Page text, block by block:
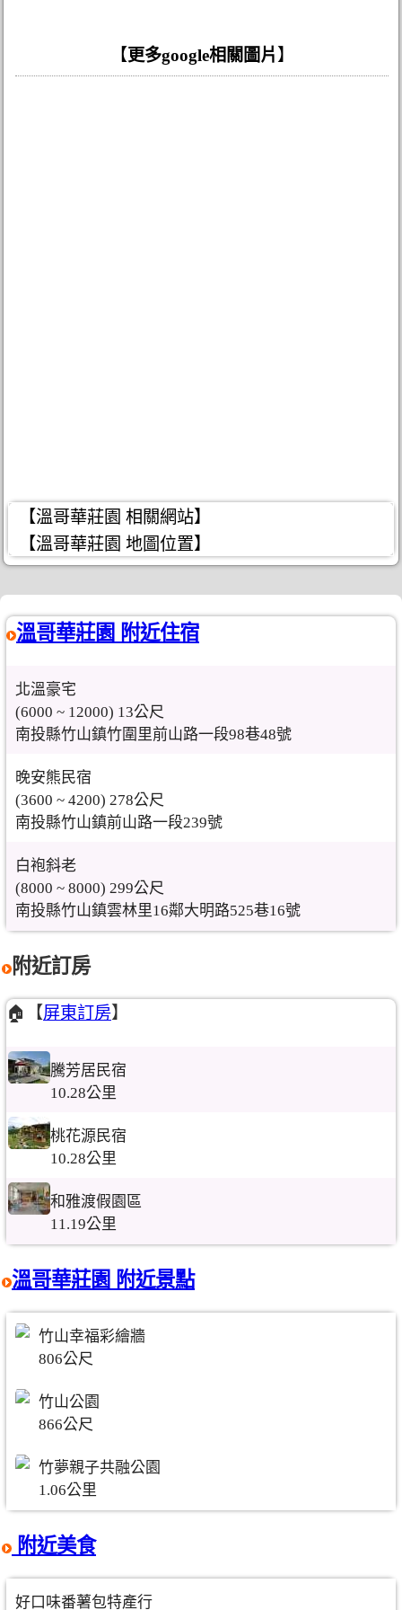
【 更多google相關圖片 】
【溫哥華莊園 相關網站】
【溫哥華莊園 地圖位置】
溫哥華莊園 附近住宿
北溫豪宅
(6000 ~ 12000) 13公尺
南投縣竹山鎮竹圍里前山路一段98巷48號
晚安熊民宿
(3600 ~ 4200) 278公尺
南投縣竹山鎮前山路一段239號
白袍斜老
(8000 ~ 8000) 299公尺
南投縣竹山鎮雲林里16鄰大明路525巷16號
附近訂房
🏠【屏東訂房】
騰芳居民宿
10.28公里
桃花源民宿
10.28公里
和雅渡假園區
11.19公里
溫哥華莊園 附近景點
竹山幸福彩繪牆
806公尺
竹山公園
866公尺
竹夢親子共融公園
1.06公里
附近美食
好口味番薯包特產行